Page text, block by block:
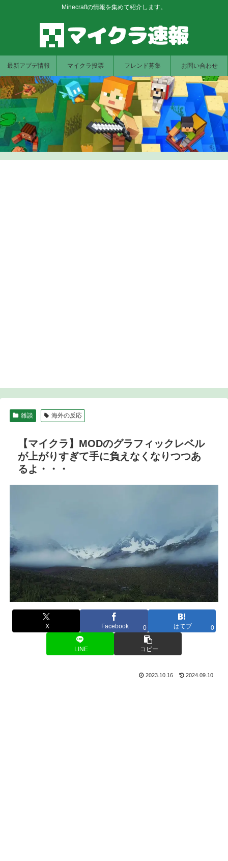
Minecraftの情報を集めて紹介します。
最新アプデ情報 マイクラ投票 フレンド募集 お問い合わせ
雑談 海外の反応
【マイクラ】MODのグラフィックレベル
が上がりすぎて手に負えなくなりつつあ
るよ・・・
X Facebook 0 はてブ 0
LINE コピー
2023.10.16 2024.09.10